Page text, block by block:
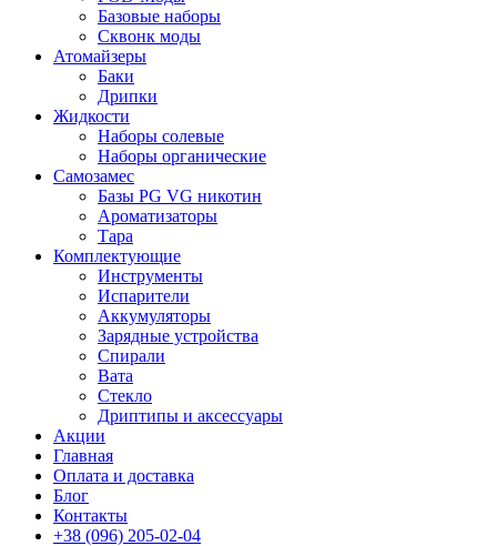
Базовые наборы
Сквонк моды
Атомайзеры
Баки
Дрипки
Жидкости
Наборы солевые
Наборы органические
Самозамес
Базы PG VG никотин
Ароматизаторы
Тара
Комплектующие
Инструменты
Испарители
Аккумуляторы
Зарядные устройства
Спирали
Вата
Стекло
Дриптипы и аксессуары
Акции
Главная
Оплата и доставка
Блог
Контакты
+38 (096) 205-02-04